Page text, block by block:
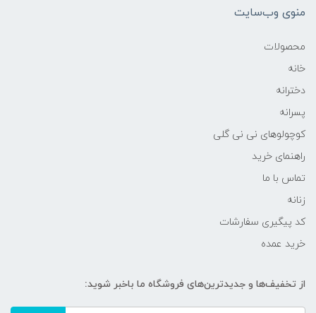
منوی وب‌سایت
محصولات
خانه
دخترانه
پسرانه
کوچولوهای نی نی گلی
راهنمای خرید
تماس با ما
زنانه
کد پیگیری سفارشات
خرید عمده
از تخفیف‌ها و جدیدترین‌های فروشگاه ما باخبر شوید: